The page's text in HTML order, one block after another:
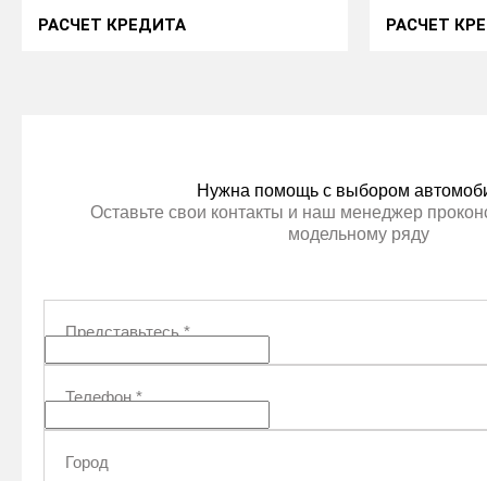
РАСЧЕТ КРЕДИТА РАСЧЕТ
Нужна помощь с выбором
Оставьте свои контакты и наш менеджер
модельному ряду
Представьтесь*
Телефон*
Город